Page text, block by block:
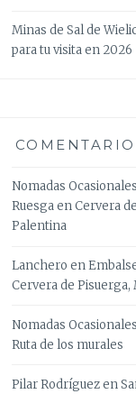
Minas de Sal de
para tu visita en 2026
Nomadas Ocasionales
Ruesga en Cervera
Palentina
Lanchero en
Cervera de
Nomadas Ocasionales
Ruta de los murales
Pilar Rodríguezen